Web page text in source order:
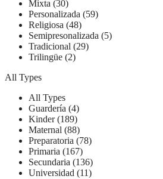
Mixta (30)
Personalizada (59)
Religiosa (48)
Semipresonalizada (5)
Tradicional (29)
Trilingüe (2)
All Types
All Types
Guardería (4)
Kinder (189)
Maternal (88)
Preparatoria (78)
Primaria (167)
Secundaria (136)
Universidad (11)